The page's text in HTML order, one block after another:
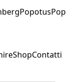
PopotusPop
ShopContatti